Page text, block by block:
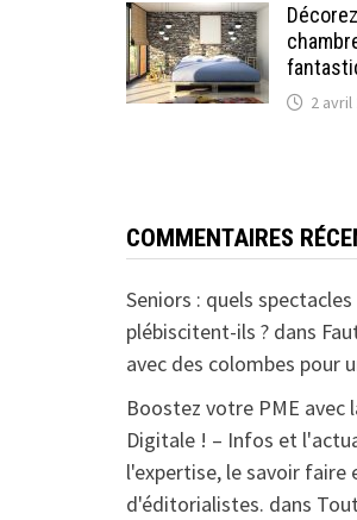
2 avril
COMMENTAIRES
Seniors : quels
plébiscitent-ils ?dans
avec des colombes pour
Boostez votre PME avec
Digitale ! – Infos et
l'expertise, le savoir faire
d'éditorialistes. dans